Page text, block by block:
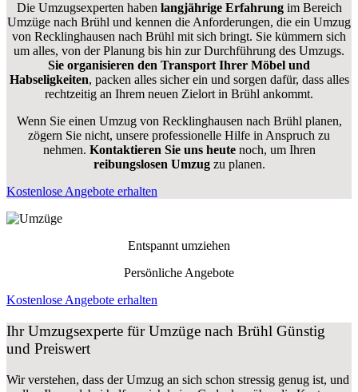
Die Umzugsexperten haben langjährige Erfahrungim Bereich
Umzüge nach Brühl und kennen die Anforderungen, die ein Umzug
von Recklinghausen nach Brühl mit sich bringt. Sie kümmern sich
um alles, von der Planung bis hin zur Durchführung des Umzugs.
Sie organisieren den Transport Ihrer Möbel und
Habseligkeiten, packen alles sicher ein und sorgen dafür, dass alles
rechtzeitig an Ihrem neuen Zielort in Brühl ankommt.
Wenn Sie einen Umzug von Recklinghausen nach Brühl planen,
zögern Sie nicht, unsere professionelle Hilfe in Anspruch zu
nehmen. Kontaktieren Sie uns heutenoch, um Ihren
reibungslosen Umzugzu planen.
Kostenlose Angebote erhalten
Entspannt umziehen
Persönliche Angebote
Kostenlose Angebote erhalten
Ihr Umzugsexperte für Umzüge nach Brühl Günstig
und Preiswert
Wir verstehen, dass der Umzug an sich schon stressig genug ist, und